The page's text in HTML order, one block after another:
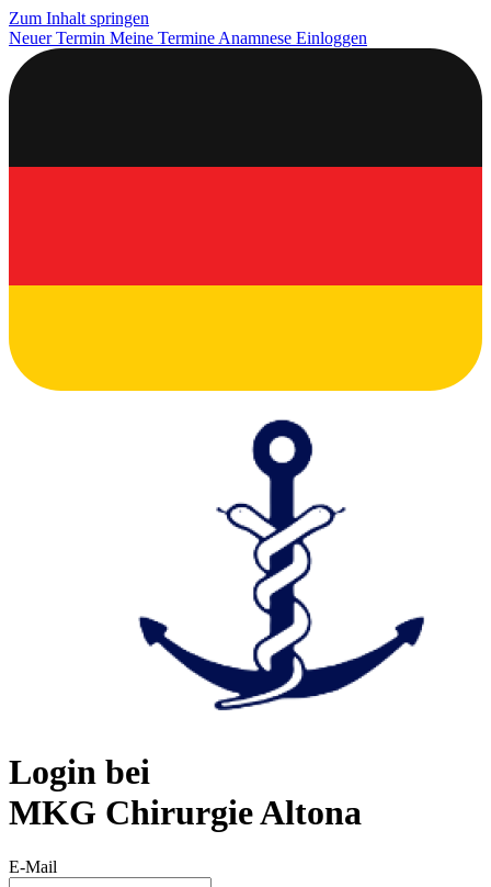
Zum Inhalt springen
Neuer Termin Meine Termine Anamnese Einloggen
Login bei
MKG Chirurgie Altona
E-Mail